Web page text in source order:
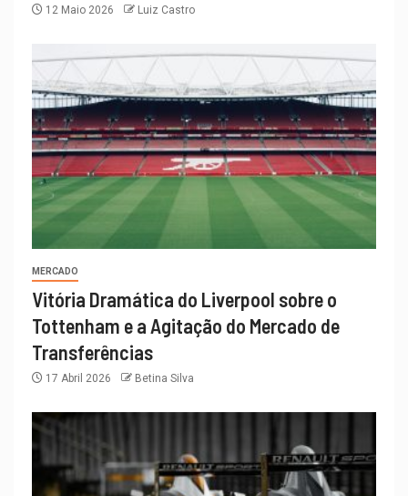
12 Maio 2026 Luiz Castro
MERCADO
Vitória Dramática do Liverpool sobre o
Tottenham e a Agitação do Mercado de
Transferências
17 Abril 2026 Betina Silva